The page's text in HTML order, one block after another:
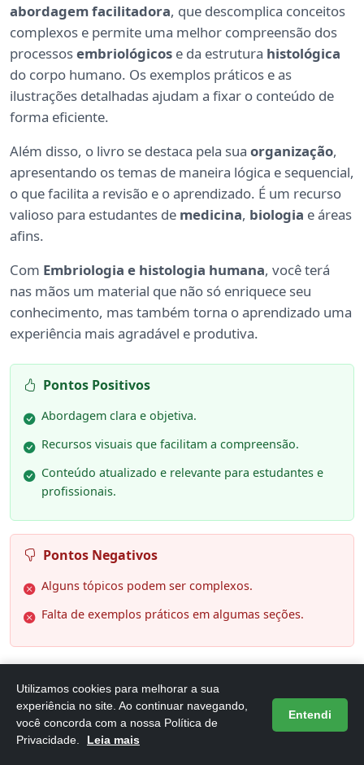
abordagem facilitadora, que descomplica conceitos
complexos e permite uma melhor compreensão dos
processosembriológicos e da estrutura histológica
do corpo humano. Os exemplos práticos e as
ilustrações detalhadas ajudam a fixar o conteúdo de
forma eficiente.
Além disso, o livro se destaca pela sua organização,
apresentando os temas de maneira lógica e sequencial,
o que facilita a revisão e o aprendizado. É um recurso
valioso para estudantes de medicina, biologia e áreas
afins.
Com Embriologia e histologia humana, você terá
nas mãos um material que não só enriquece seu
conhecimento, mas também torna o aprendizado uma
experiência mais agradável e produtiva.
Pontos Positivos
Abordagem clara e objetiva.
Recursos visuais que facilitam a compreensão.
Conteúdo atualizado e relevante para estudantes e
profissionais.
Pontos Negativos
Alguns tópicos podem ser complexos.
Falta de exemplos práticos em algumas seções.
6. Histologia Básica - Texto e Atlas
Utilizamos cookies para melhorar a sua
experiência no site. Ao continuar navegando,
você concorda com a nossa Política de
Privacidade.
Leia mais
Entendi